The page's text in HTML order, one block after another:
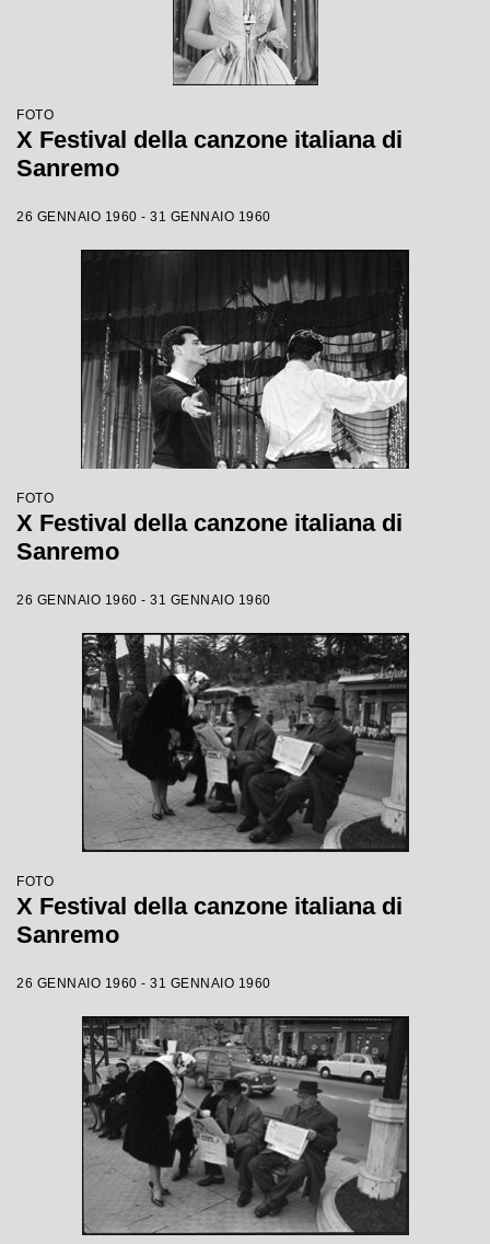
FOTO
X Festival della canzone italiana di
Sanremo
26 GENNAIO 1960 - 31 GENNAIO 1960
FOTO
X Festival della canzone italiana di
Sanremo
26 GENNAIO 1960 - 31 GENNAIO 1960
FOTO
X Festival della canzone italiana di
Sanremo
26 GENNAIO 1960 - 31 GENNAIO 1960